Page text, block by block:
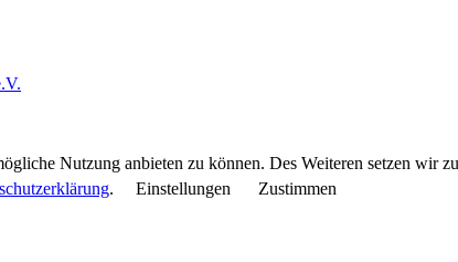
Nutzung anbieten zu können. Des Weiteren setzen wir
. Einstellungen Zustimmen